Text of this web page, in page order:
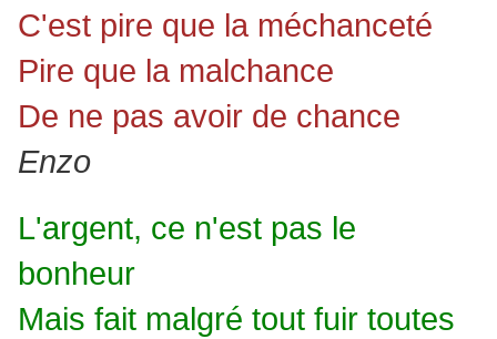
C'est pire que la méchanceté
Pire que la malchance
De ne pas avoir de chance
Enzo
L'argent, ce n'est pas le
bonheur
Mais fait malgré tout fuir toutes